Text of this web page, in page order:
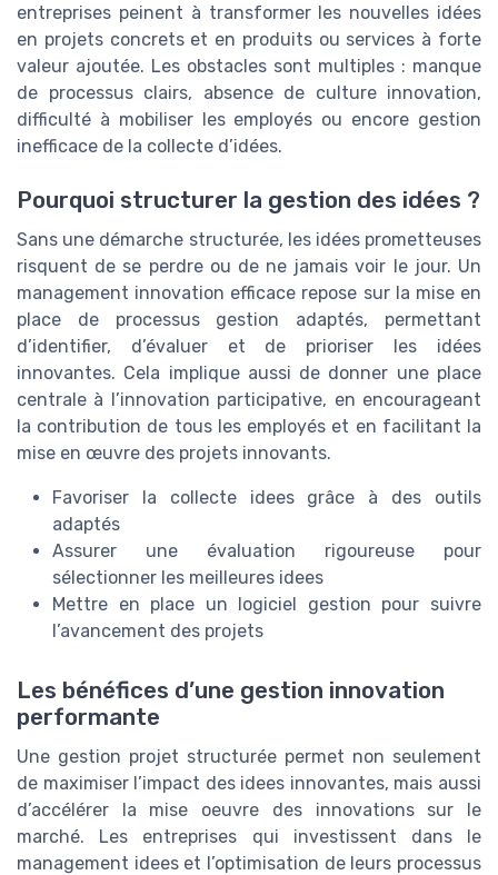
entreprises peinent à transformer les nouvelles idées
en projets concrets et en produits ou services à forte
valeur ajoutée. Les obstacles sont multiples : manque
de processus clairs, absence de culture innovation,
difficulté à mobiliser les employés ou encore gestion
inefficace de la collecte d’idées.
Pourquoi structurer la gestion des idées ?
Sans une démarche structurée, les idées prometteuses
risquent de se perdre ou de ne jamais voir le jour. Un
management innovation efficace repose sur la mise en
place de processus gestion adaptés, permettant
d’identifier, d’évaluer et de prioriser les idées
innovantes. Cela implique aussi de donner une place
centrale à l’innovation participative, en encourageant
la contribution de tous les employés et en facilitant la
mise en œuvre des projets innovants.
Favoriser la collecte idees grâce à des outils
adaptés
Assurer une évaluation rigoureuse pour
sélectionner les meilleures idees
Mettre en place un logiciel gestion pour suivre
l’avancement des projets
Les bénéfices d’une gestion innovation
performante
Une gestion projet structurée permet non seulement
de maximiser l’impact des idees innovantes, mais aussi
d’accélérer la mise oeuvre des innovations sur le
marché. Les entreprises qui investissent dans le
management idees et l’optimisation de leurs processus